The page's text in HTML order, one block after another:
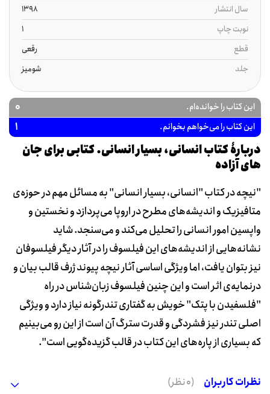
سال انتشار
1398
نوبت چاپ
1
قطع
رقعی
جلد
شومیز
این کتاب را خوانده‌ام. 0
این کتاب را می‌خواهم بخوانم. 1
دربارۀ کتاب انسانی، بسیار انسانی. کتابی برای جان
های آزاده
"نیچه در کتاب "انسانی، بسیار انسانی" به مسائل مهم در حوزه‌ی
متافیزیک و اندیشه‌های مطرح در اروپا می‌پردازد و نخستین و
واپسین امور انسانی را تحلیل می‌کند و می‌سنجد. شاید
نشانه‌هایی از اندیشه‌های این فیلسوف را در آثار دیگر فیلسوفان
نیز بتوان یافت، اما ویژگی اساسی آثار نیچه پیوند ژرف قالب بیان و
درنمایه‌ی اثر است و این چنین فیلسوف زبان‌شناس در راه
"فلسفیدن با پتک" خویش به گفتاری تندرگونه نیاز دارد و ویژگی
اصلی تندر نیز فشردگی و قدرت سترگ آن است از این رو می‌بینیم
که بسیاری از پاره‌های این کتاب در قالب گزیده‌گویی است".
نظرات کاربران (0 نظر)